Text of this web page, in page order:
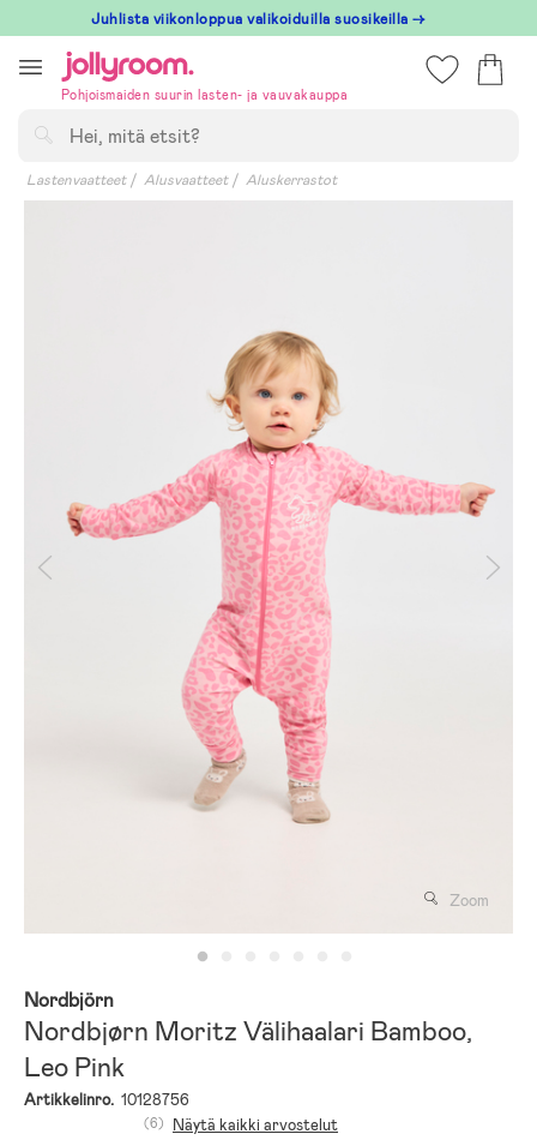
till
innehållet
Juhlista viikonloppua valikoiduilla suosikeilla →
Pohjoismaiden suurin lasten- ja vauvakauppa
Lastenvaatteet Alusvaatteet Aluskerrastot
Zoom
Nordbjörn
Nordbjørn Moritz Välihaalari Bamboo,
Leo Pink
Artikkelinro. 10128756
(6) Näytä kaikki arvostelut